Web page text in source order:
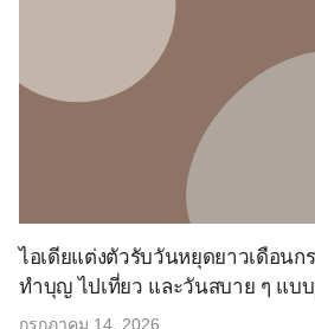
ไอเดียแต่งตัวรับวันหยุดยาวเดือนก
ทำบุญ ไปเที่ยว และวันสบาย ๆ แบ
กรกฎาคม 14, 2026